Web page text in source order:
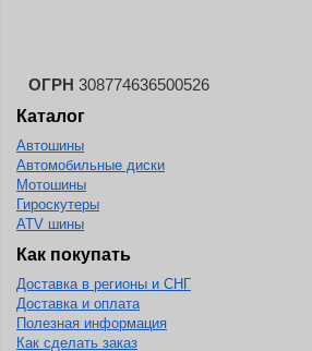
ОГРН 308774636500526
Каталог
Автошины
Автомобильные диски
Мотошины
Гироскутеры
ATV шины
Как покупать
Доставка в регионы и СНГ
Доставка и оплата
Полезная информация
Как сделать заказ